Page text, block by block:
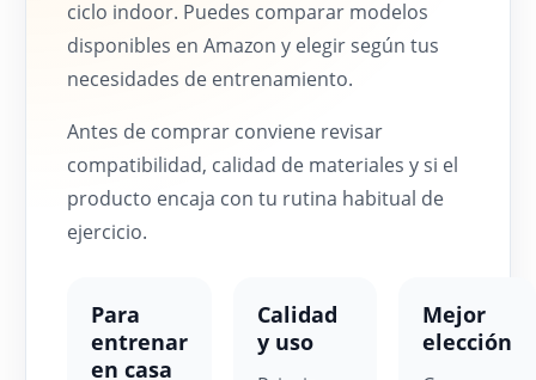
ciclo indoor. Puedes comparar modelos
disponibles en Amazon y elegir según tus
necesidades de entrenamiento.
Antes de comprar conviene revisar
compatibilidad, calidad de materiales y si el
producto encaja con tu rutina habitual de
ejercicio.
Para
entrenar
en casa
Calidad
y uso
Mejor
elección